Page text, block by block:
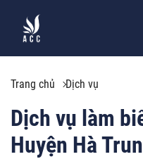
Trang chủ Dịch vụ
Dịch vụ làm
Huyện Hà